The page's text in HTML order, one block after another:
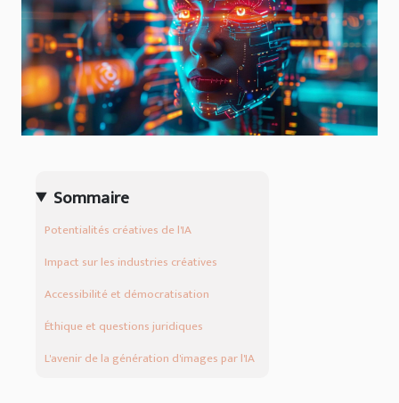
Sommaire
Potentialités créatives de l'IA
Impact sur les industries créatives
Accessibilité et démocratisation
Éthique et questions juridiques
L'avenir de la génération d'images par l'IA